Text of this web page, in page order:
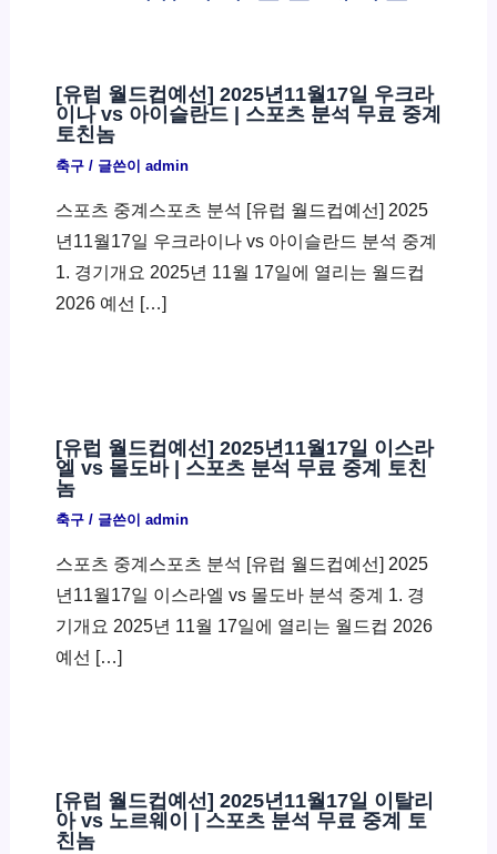
[유럽 월드컵예선] 2025년11월17일 우크라
이나 vs 아이슬란드 | 스포츠 분석 무료 중계
토친놈
축구/ 글쓴이 admin
스포츠 중계스포츠 분석 [유럽 월드컵예선] 2025
년11월17일 우크라이나 vs 아이슬란드 분석 중계
1. 경기개요 2025년 11월 17일에 열리는 월드컵
2026 예선 […]
[유럽 월드컵예선] 2025년11월17일 이스라
엘 vs 몰도바 | 스포츠 분석 무료 중계 토친
놈
축구/ 글쓴이 admin
스포츠 중계스포츠 분석 [유럽 월드컵예선] 2025
년11월17일 이스라엘 vs 몰도바 분석 중계 1. 경
기개요 2025년 11월 17일에 열리는 월드컵 2026
예선 […]
[유럽 월드컵예선] 2025년11월17일 이탈리
아 vs 노르웨이 | 스포츠 분석 무료 중계 토
친놈